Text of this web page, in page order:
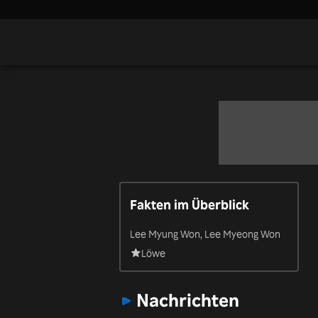
Fakten im Überblick
Lee Myung Won, Lee Myeong Won
Löwe
Nachrichten